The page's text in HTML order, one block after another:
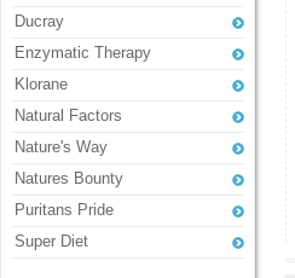
Ducray
Enzymatic Therapy
Klorane
Natural Factors
Nature's Way
Natures Bounty
Puritans Pride
Super Diet